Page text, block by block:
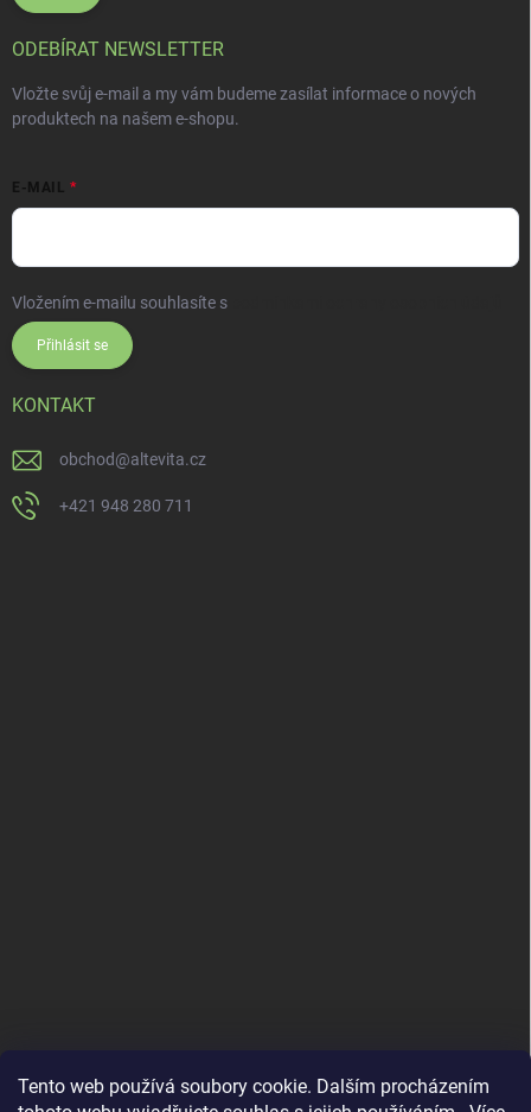
Tento web používá soubory cookie. Dalším procházením
ODEBÍRAT NEWSLETTER
Vložte svůj e-mail a my vám budeme zasílat informace o nových
produktech na našem e-shopu.
E-MAIL
Vložením e-mailu souhlasíte s
Přihlásit se
KONTAKT
obchod@altevita.cz
+421 948 280 711